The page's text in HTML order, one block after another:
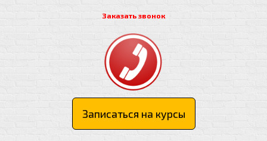
Заказать звонок
Записаться на курсы